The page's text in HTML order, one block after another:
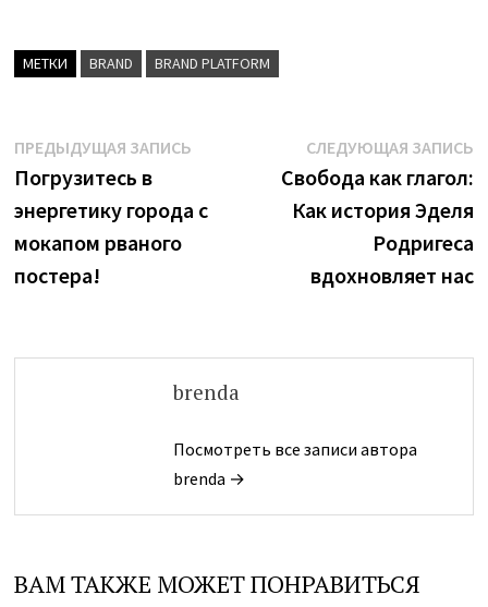
МЕТКИ BRAND BRAND PLATFORM
Навигация
по
записям
ПРЕДЫДУЩАЯ ЗАПИСЬ
Погрузитесь в
энергетику города с
мокапом рваного
постера!
СЛЕДУЮЩАЯ ЗАПИСЬ
Свобода как глагол:
Как история Эделя
Родригеса
вдохновляет нас
brenda
Посмотреть все записи автора
brenda →
ВАМ ТАКЖЕ МОЖЕТ ПОНРАВИТЬСЯ